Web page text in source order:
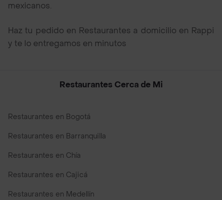
mexicanos.
Haz tu pedido en Restaurantes a domicilio en Rappi
y te lo entregamos en minutos
Restaurantes Cerca de Mi
Restaurantes en Bogotá
Restaurantes en Barranquilla
Restaurantes en Chía
Restaurantes en Cajicá
Restaurantes en Medellín